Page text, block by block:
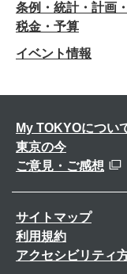
条例・統計・計画
税金・予算
イベント情報
My TOKYOについ
東京の今
ご意見・ご感想
サイトマップ
利用規約
アクセシビリティ